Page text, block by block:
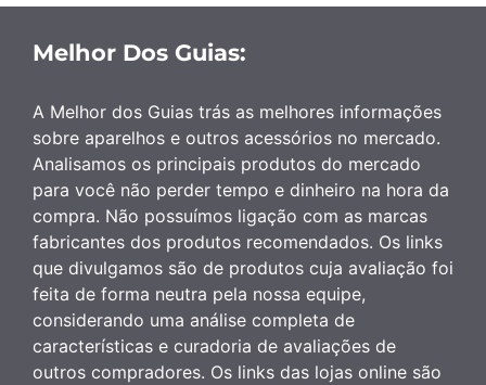
Melhor Dos Guias:
A Melhor dos Guias trás as melhores informações
sobre aparelhos e outros acessórios no mercado.
Analisamos os principais produtos do mercado
para você não perder tempo e dinheiro na hora da
compra. Não possuímos ligação com as marcas
fabricantes dos produtos recomendados. Os links
que divulgamos são de produtos cuja avaliação foi
feita de forma neutra pela nossa equipe,
considerando uma análise completa de
características e curadoria de avaliações de
outros compradores. Os links das lojas online são